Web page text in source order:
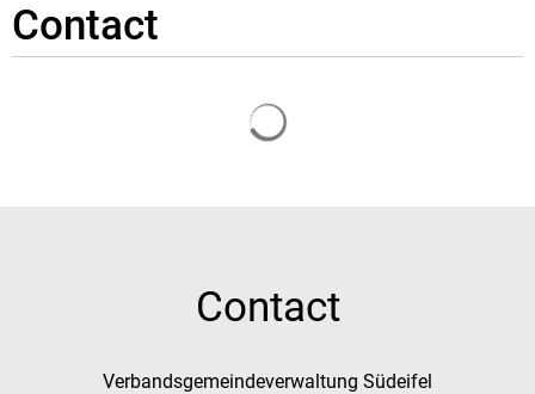
Contact
Contact
Verbandsgemeindeverwaltung Südeifel